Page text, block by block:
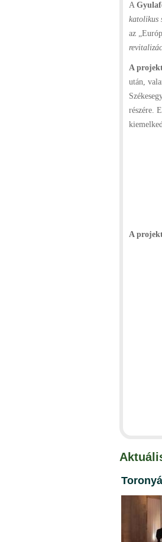
A
katolikus
az
A
után,
részére.
A projekt